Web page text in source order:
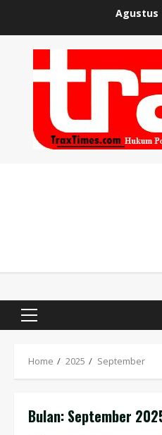
Agustus
Primary
Home 2025 September
Bulan: September